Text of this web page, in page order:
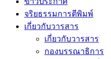
จริยธรรมการตีพิมพ์
เกี่ยวกับวารสาร
เกี่ยวกับวารสาร
กองบรรณาธิการ